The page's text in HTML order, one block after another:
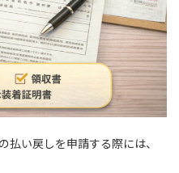
い戻しを申請する際には、